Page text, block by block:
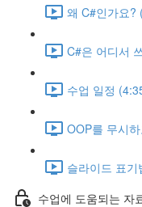
왜 C#인가요?
C#은 어디서
수업 일정
OOP를 무시
슬라이드 표
수업에 도움되는 자